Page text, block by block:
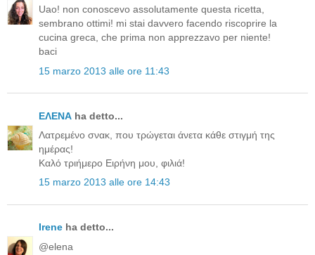
Uao! non conoscevo assolutamente questa ricetta,
sembrano ottimi! mi stai davvero facendo riscoprire la
cucina greca, che prima non apprezzavo per niente!
baci
15 marzo 2013 alle ore 11:43
ΕΛΕΝΑ ha detto...
Λατρεμένο σνακ, που τρώγεται άνετα κάθε στιγμή της
ημέρας!
Καλό τριήμερο Ειρήνη μου, φιλιά!
15 marzo 2013 alle ore 14:43
Irene ha detto...
@elena